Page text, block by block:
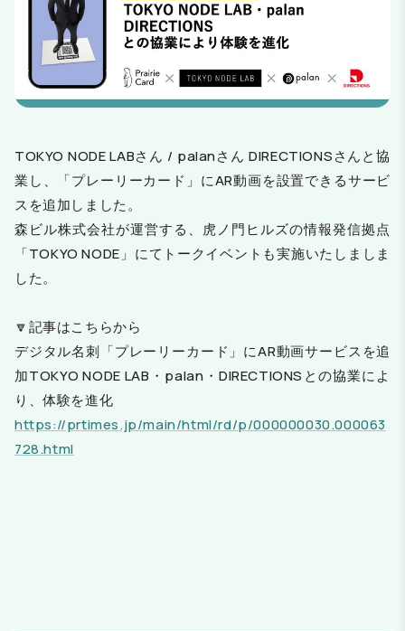
TOKYO NODE LABさん / palanさん DIRECTIONSさんと協
業し、「プレーリーカード」にAR動画を設置できるサービ
スを追加しました。
森ビル株式会社が運営する、虎ノ門ヒルズの情報発信拠点
「TOKYO NODE」にてトークイベントも実施いたしましま
した。
🔽記事はこちらから
デジタル名刺「プレーリーカード」にAR動画サービスを追
加TOKYO NODE LAB・palan・DIRECTIONSとの協業によ
り、体験を進化
https://prtimes.jp/main/html/rd/p/000000030.000063
728.html